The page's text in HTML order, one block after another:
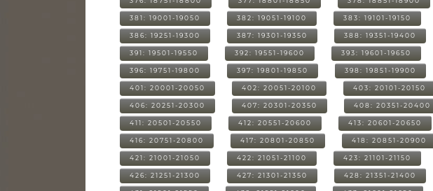
381: 19001-19050 382: 19051-19100 383: 19101-19150
386: 19251-19300 387: 19301-19350 388: 19351-19400
391: 19501-19550 392: 19551-19600 393: 19601-19650
396: 19751-19800 397: 19801-19850 398: 19851-19900
401: 20001-20050 402: 20051-20100 403: 20101-20150
406: 20251-20300 407: 20301-20350 408: 20351-20400
411: 20501-20550 412: 20551-20600 413: 20601-20650
416: 20751-20800 417: 20801-20850 418: 20851-20900
421: 21001-21050 422: 21051-21100 423: 21101-21150
426: 21251-21300 427: 21301-21350 428: 21351-21400